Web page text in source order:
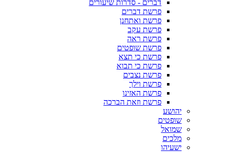
דברים - סדרות שיעורים
פרשת דברים
פרשת ואתחנן
פרשת עקב
פרשת ראה
פרשת שופטים
פרשת כי תצא
פרשת כי תבוא
פרשת נצבים
פרשת וילך
פרשת האזינו
פרשת וזאת הברכה
יהושע
שופטים
שמואל
מלכים
ישעיהו